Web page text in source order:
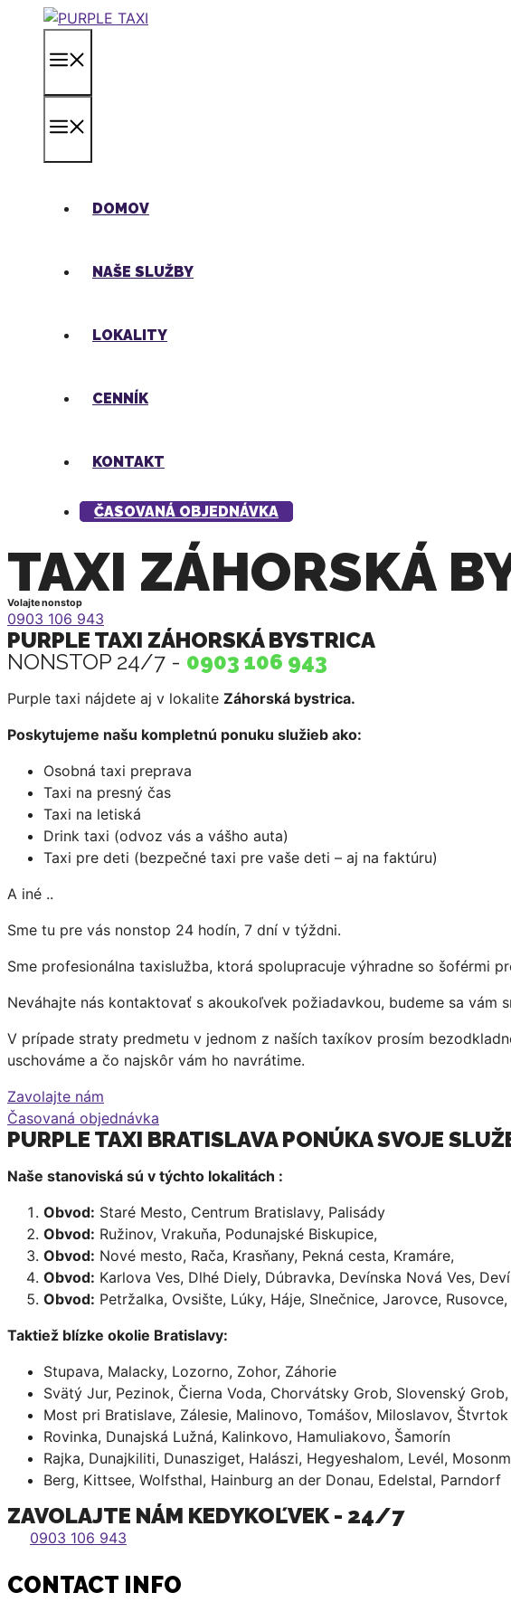
Preskočiť
DOMOV
NAŠE SLUŽBY
LOKALITY
CENNÍK
KONTAKT
ČASOVANÁ OBJEDNÁVKA
TAXI ZÁHORSKÁ
Volajte nonstop
0903 106 943
PURPLE TAXI ZÁHORSKÁ BYSTRICA
NONSTOP 24/7 - 0903 106 943
Purple taxi nájdete aj v lokalite Záhorská bystrica.
Poskytujeme našu kompletnú ponuku služieb ako:
Osobná taxi preprava
Taxi na presný čas
Taxi na letiská
Drink taxi (odvoz vás a vášho auta)
Taxi pre deti (bezpečné taxi pre vaše deti – aj na faktúru)
A iné ..
Sme tu pre vás nonstop 24 hodín, 7 dní v týždni.
Sme profesionálna taxislužba, ktorá spolupracuje výhradne so šoférmi
Neváhajte nás kontaktovať s akoukoľvek požiadavkou, budeme sa vám
V prípade straty predmetu v jednom z naších taxíkov prosím
uschováme a čo najskôr vám ho navrátime.
Zavolajte nám
Časovaná objednávka
PURPLE TAXI BRATISLAVA PONÚKA SVOJE
Naše stanoviská sú v týchto lokalitách :
Obvod: Staré Mesto, Centrum Bratislavy, Palisády
Obvod: Ružinov, Vrakuňa, Podunajské Biskupice,
Obvod: Nové mesto, Rača, Krasňany, Pekná cesta, Kramáre,
Obvod: Karlova Ves, Dlhé Diely, Dúbravka, Devínska Nová Ves,
Obvod: Petržalka, Ovsište, Lúky, Háje, Slnečnice, Jarovce,
Taktiež blízke okolie Bratislavy:
Stupava, Malacky, Lozorno, Zohor, Záhorie
Svätý Jur, Pezinok, Čierna Voda, Chorvátsky Grob, Slovenský
Most pri Bratislave, Zálesie, Malinovo, Tomášov, Miloslavov,
Rovinka, Dunajská Lužná, Kalinkovo, Hamuliakovo, Šamorín
Rajka, Dunajkiliti, Dunasziget, Halászi, Hegyeshalom, Levél,
Berg, Kittsee, Wolfsthal, Hainburg an der Donau, Edelstal, Parndorf
ZAVOLAJTE NÁM KEDYKOĽVEK - 24/7
0903 106 943
CONTACT INFO